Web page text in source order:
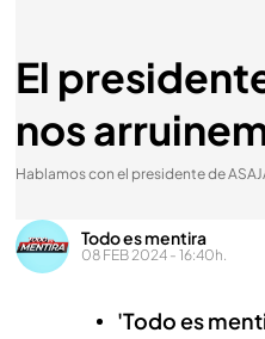
El
nos
Hablamos con el presidente de
Todo es mentira
08 FEB 2024 - 16:40h.
'Todo es